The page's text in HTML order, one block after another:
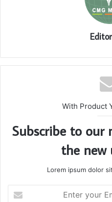
With Product
Subscribe to
the new
Lorem ipsum dolor
your